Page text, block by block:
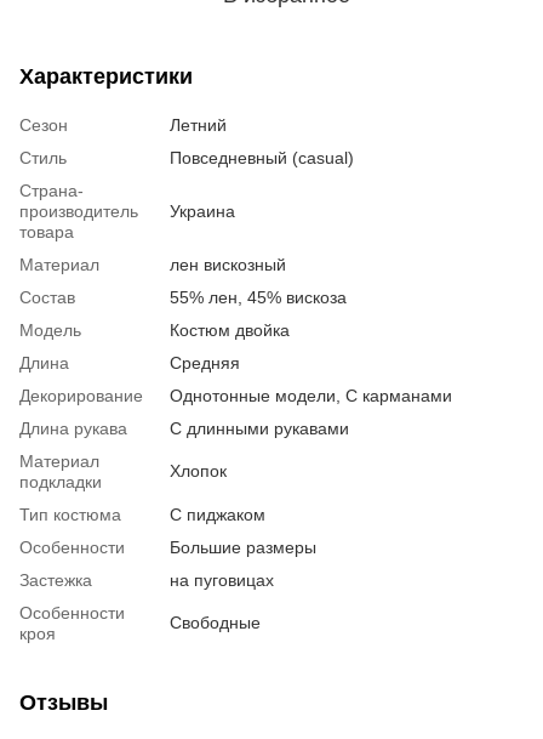
Характеристики
Сезон
Летний
Стиль
Повседневный (casual)
Страна-
производитель
товара
Украина
Материал
лен вискозный
Состав
55% лен, 45% вискоза
Модель
Костюм двойка
Длина
Средняя
Декорирование
Однотонные модели, С карманами
Длина рукава
С длинными рукавами
Материал
подкладки
Хлопок
Тип костюма
С пиджаком
Особенности
Большие размеры
Застежка
на пуговицах
Особенности
кроя
Свободные
Отзывы